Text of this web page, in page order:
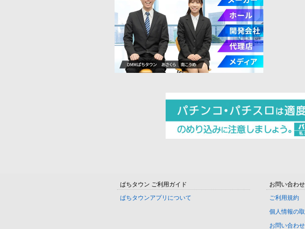
ぱちタウン ご利用ガイド
ぱちタウンアプリについて
お問い合わ
ご利用規約
個人情報の
お問い合わ